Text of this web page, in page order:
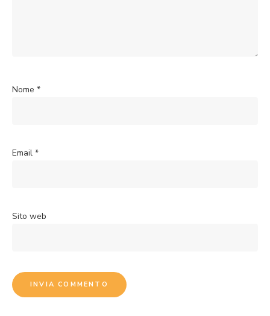
Nome *
Email *
Sito web